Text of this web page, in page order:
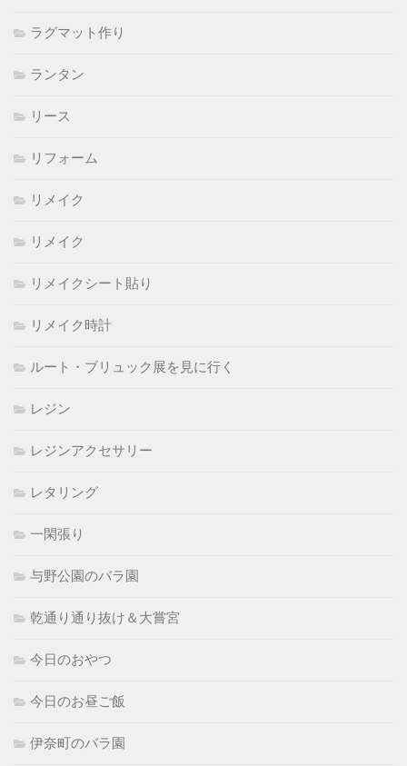
ラグマット作り
ランタン
リース
リフォーム
リメイク
リメイク
リメイクシート貼り
リメイク時計
ルート・ブリュック展を見に行く
レジン
レジンアクセサリー
レタリング
一閑張り
与野公園のバラ園
乾通り通り抜け＆大嘗宮
今日のおやつ
今日のお昼ご飯
伊奈町のバラ園